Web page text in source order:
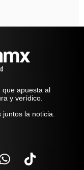
que apuesta al
y verídico.
la noticia.